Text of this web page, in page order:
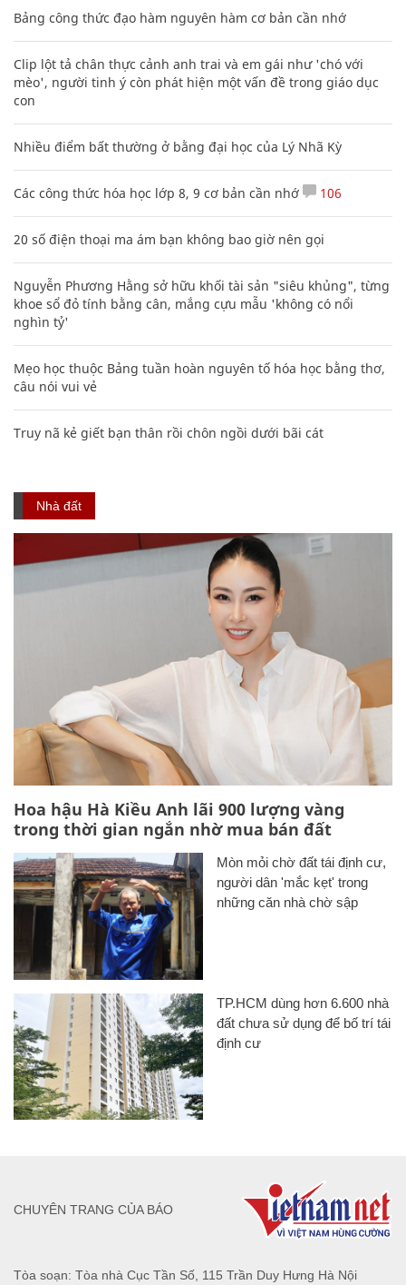
Bảng công thức đạo hàm nguyên hàm cơ bản cần nhớ
Clip lột tả chân thực cảnh anh trai và em gái như 'chó với
mèo', người tinh ý còn phát hiện một vấn đề trong giáo dục
con
Nhiều điểm bất thường ở bằng đại học của Lý Nhã Kỳ
Các công thức hóa học lớp 8, 9 cơ bản cần nhớ 106
20 số điện thoại ma ám bạn không bao giờ nên gọi
Nguyễn Phương Hằng sở hữu khối tài sản "siêu khủng", từng
khoe sổ đỏ tính bằng cân, mắng cựu mẫu 'không có nổi
nghìn tỷ'
Mẹo học thuộc Bảng tuần hoàn nguyên tố hóa học bằng thơ,
câu nói vui vẻ
Truy nã kẻ giết bạn thân rồi chôn ngồi dưới bãi cát
Nhà đất
Hoa hậu Hà Kiều Anh lãi 900 lượng vàng
trong thời gian ngắn nhờ mua bán đất
Mòn mỏi chờ đất tái định cư,
người dân 'mắc kẹt' trong
những căn nhà chờ sập
TP.HCM dùng hơn 6.600 nhà
đất chưa sử dụng để bố trí tái
định cư
Tòa soạn: Tòa nhà Cục Tần Số, 115 Trần Duy Hưng Hà Nội
CHUYÊN TRANG CỦA BÁO